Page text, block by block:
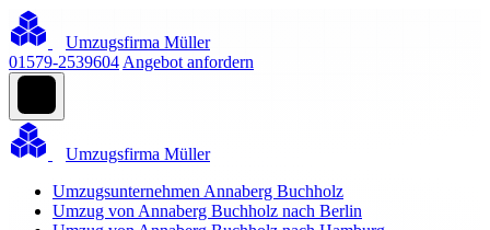
Umzugsfirma Müller
01579-2539604 Angebot anfordern
Umzugsfirma Müller
Umzugsunternehmen Annaberg Buchholz
Umzug von Annaberg Buchholz nach Berlin